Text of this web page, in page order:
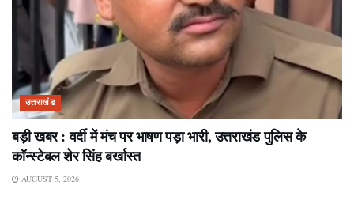
उत्तराखंड
बड़ी खबर : वर्दी में मंच पर भाषण पड़ा भारी, उत्तराखंड पुलिस के
कॉन्स्टेबल शेर सिंह बर्खास्त
AUGUST 5, 2026